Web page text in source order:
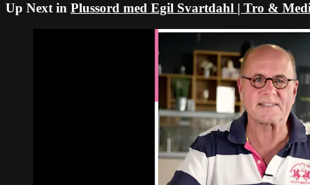
Up Next in Plussord med Egil Svartdahl | Tro &